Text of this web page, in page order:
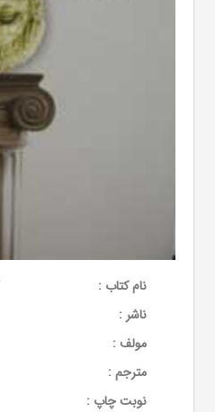
نام کتاب :
ناشر :
مولف :
مترجم :
نوبت چاپ :